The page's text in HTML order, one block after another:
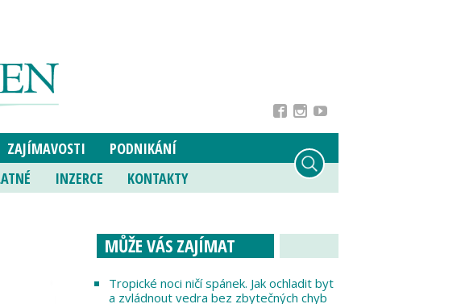
ZAJÍMAVOSTI
PODNIKÁNÍ
INZERCE KONTAKTY
MŮŽE VÁS ZAJÍMAT
Tropické noci ničí spánek. Jak ochladit byt
a zvládnout vedra bez zbytečných chyb